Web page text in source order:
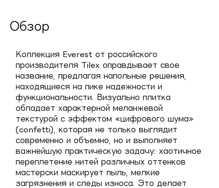
Обзор
Коллекция Everest от российского
производителя Tilex оправдывает свое
название, предлагая напольные решения,
находящиеся на пике надежности и
функциональности. Визуально плитка
обладает характерной меланжевой
текстурой с эффектом «цифрового шума»
(confetti), которая не только выглядит
современно и объемно, но и выполняет
важнейшую практическую задачу: хаотичное
переплетение нитей различных оттенков
мастерски маскирует пыль, мелкие
загрязнения и следы износа. Это делает